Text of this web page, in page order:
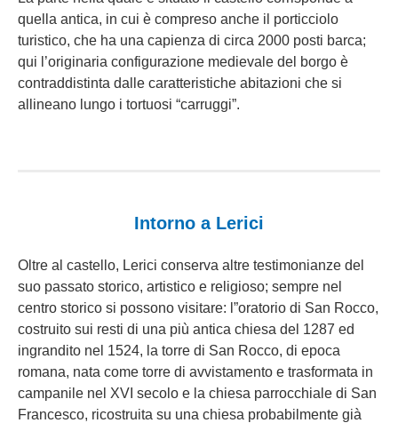
quella antica, in cui è compreso anche il porticciolo
turistico, che ha una capienza di circa 2000 posti barca;
qui l’originaria configurazione medievale del borgo è
contraddistinta dalle caratteristiche abitazioni che si
allineano lungo i tortuosi “carruggi”.
Intorno a Lerici
Oltre al castello, Lerici conserva altre testimonianze del
suo passato storico, artistico e religioso; sempre nel
centro storico si possono visitare: l”oratorio di San Rocco,
costruito sui resti di una più antica chiesa del 1287 ed
ingrandito nel 1524, la torre di San Rocco, di epoca
romana, nata come torre di avvistamento e trasformata in
campanile nel XVI secolo e la chiesa parrocchiale di San
Francesco, ricostruita su una chiesa probabilmente già